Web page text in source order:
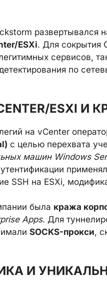
развертывался
ESXi. Для сокрытия
сервисов,
по
ESXI
на vCenter
с целью перехвата
машин Windows
SSH на ESXi,
была кража
Apps. Для
SOCKS-прокси,
И